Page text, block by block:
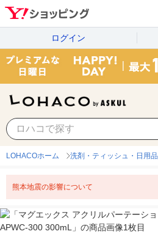
ログイン
LOHACOホーム 洗剤・ティッシュ・日用品
熊本地震の影響について